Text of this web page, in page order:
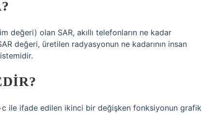
değeri) olan SAR, akıllı telefonların ne kadar
değeri, üretilen radyasyonun ne kadarının insan
ile ifade edilen ikinci bir değişken fonksiyonun grafik